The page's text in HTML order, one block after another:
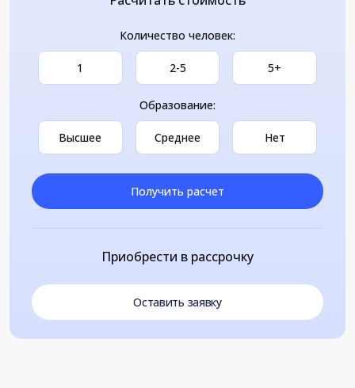
Количество человек:
1 2-5 5+
Образование:
Высшее Среднее Нет
Получить расчет
Приобрести в рассрочку
Оставить заявку